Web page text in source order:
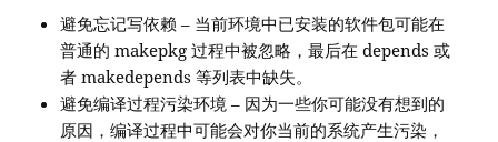
避免忘记写依赖 – 当前环境中已安装的软件包可能在
普通的 makepkg 过程中被忽略，最后在 depends 或
者 makedepends 等列表中缺失。
避免编译过程污染环境 – 因为一些你可能没有想到的
原因，编译过程中可能会对你当前的系统产生污染，